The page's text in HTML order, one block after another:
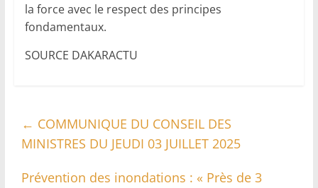
la force avec le respect des principes
fondamentaux.
SOURCE DAKARACTU
← COMMUNIQUE DU CONSEIL DES
MINISTRES DU JEUDI 03 JUILLET 2025
Prévention des inondations : « Près de 3